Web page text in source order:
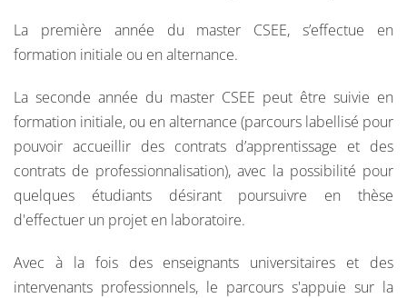
La première année du master CSEE, s’effectue en
formation initiale ou en alternance.
La seconde année du master CSEE peut être suivie en
formation initiale, ou en alternance (parcours labellisé pour
pouvoir accueillir des contrats d’apprentissage et des
contrats de professionnalisation), avec la possibilité pour
quelques étudiants désirant poursuivre en thèse
d'effectuer un projet en laboratoire.
Avec à la fois des enseignants universitaires et des
intervenants professionnels, le parcours s'appuie sur la